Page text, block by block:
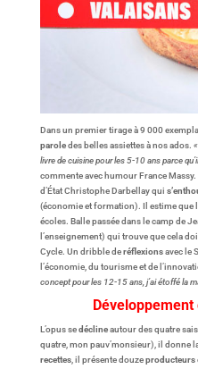
Dans un premier tirage à 9 000
paroledes belles assiettes à nos ados.
livre de cuisine pour les 5-10 ans parce
commente avec humour France
d’État Christophe Darbellay qui
(économie et formation). Il estime que
écoles. Balle passée dans le camp de
l’enseignement) qui trouve que cela
Cycle. Un dribble deréflexionsavec le
l’économie, du tourisme et de
concept pour les 12-15 ans, j’ai étoffé la
L’opus sedéclineautour des quatre
quatre, mon pauv’monsieur), il donne
recettes, il présente douzeproducteurs